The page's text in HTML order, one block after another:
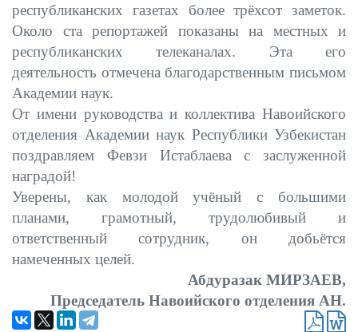
республиканских газетах более трёхсот заметок.
Около ста репортажей показаны на местных и
республиканских телеканалах. Эта его
деятельность отмечена благодарственным письмом
Академии наук.
От имени руководства и коллектива Навоийского
отделения Академии наук Республики Узбекистан
поздравляем Февзи Истаблаева с заслуженной
наградой!
Уверены, как молодой учёный с большими
планами, грамотный, трудолюбивый и
ответственный сотрудник, он добьётся
намеченных целей.
Абдуразак МИРЗАЕВ,
Председатель Навоийского отделения АН.